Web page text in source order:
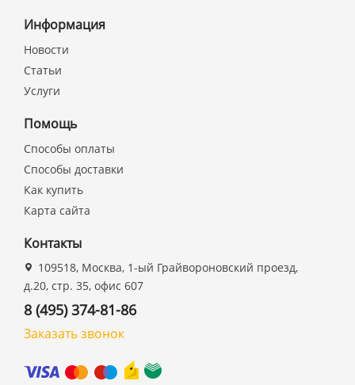
Информация
Новости
Статьи
Услуги
Помощь
Способы оплаты
Способы доставки
Как купить
Карта сайта
Контакты
109518, Москва, 1-ый Грайвороновский проезд,
д.20, стр. 35, офис 607
8 (495) 374-81-86
Заказать звонок